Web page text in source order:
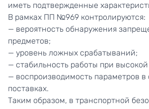
иметь подтвержденные
В рамках ПП №969 контролируются:
— вероятность обнаружения
предметов;
— уровень ложных срабатываний;
— стабильность работы при высокой
— воспроизводимость параметров
поставках.
Таким образом, в транспортной